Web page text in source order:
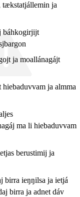
tækstatjállemin ja
báhkogirjijt
ja moallánagájt
ja almma
ma li hiebaduvvam
berustimij ja
birra ieŋŋilsa ja ietjá
birra ja adnet dáv